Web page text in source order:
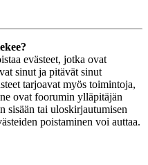
evästeet, jotka ovat
sinut ja pitävät sinut
tarjoavat myös toimintoja,
ovat foorumin ylläpitäjän
sisään tai uloskirjautumisen
poistaminen voi auttaa.